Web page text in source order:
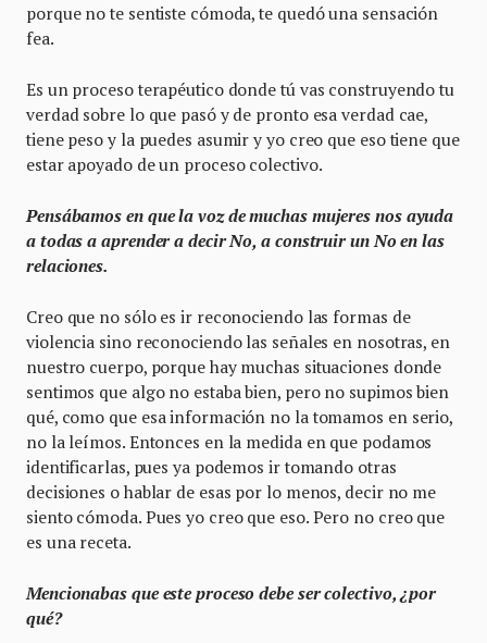
porque no te sentiste cómoda, te quedó una sensación
fea.
Es un proceso terapéutico donde tú vas construyendo tu
verdad sobre lo que pasó y de pronto esa verdad cae,
tiene peso y la puedes asumir y yo creo que eso tiene que
estar apoyado de un proceso colectivo.
Pensábamos en que la voz de muchas mujeres nos ayuda
a todas a aprender a decir No, a construir un No en las
relaciones.
Creo que no sólo es ir reconociendo las formas de
violencia sino reconociendo las señales en nosotras, en
nuestro cuerpo, porque hay muchas situaciones donde
sentimos que algo no estaba bien, pero no supimos bien
qué, como que esa información no la tomamos en serio,
no la leímos. Entonces en la medida en que podamos
identificarlas, pues ya podemos ir tomando otras
decisiones o hablar de esas por lo menos, decir no me
siento cómoda. Pues yo creo que eso. Pero no creo que
es una receta.
Mencionabas que este proceso debe ser colectivo, ¿por
qué?